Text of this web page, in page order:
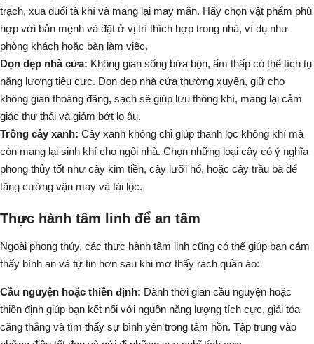
trạch, xua đuổi tà khí và mang lại may mắn. Hãy chọn vật phẩm phù
hợp với bản mệnh và đặt ở vị trí thích hợp trong nhà, ví dụ như
phòng khách hoặc bàn làm việc.
Dọn dẹp nhà cửa: Không gian sống bừa bộn, ẩm thấp có thể tích tụ
năng lượng tiêu cực. Dọn dẹp nhà cửa thường xuyên, giữ cho
không gian thoáng đãng, sạch sẽ giúp lưu thông khí, mang lại cảm
giác thư thái và giảm bớt lo âu.
Trồng cây xanh: Cây xanh không chỉ giúp thanh lọc không khí mà
còn mang lại sinh khí cho ngôi nhà. Chọn những loại cây có ý nghĩa
phong thủy tốt như cây kim tiền, cây lưỡi hổ, hoặc cây trầu bà để
tăng cường vận may và tài lộc.
Thực hành tâm linh để an tâm
Ngoài phong thủy, các thực hành tâm linh cũng có thể giúp bạn cảm
thấy bình an và tự tin hơn sau khi mơ thấy rách quần áo:
Cầu nguyện hoặc thiền định: Dành thời gian cầu nguyện hoặc
thiền định giúp bạn kết nối với nguồn năng lượng tích cực, giải tỏa
căng thẳng và tìm thấy sự bình yên trong tâm hồn. Tập trung vào